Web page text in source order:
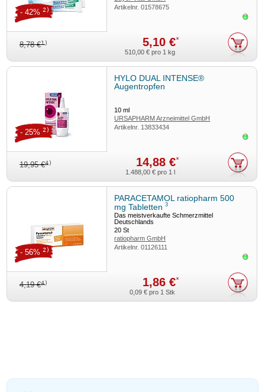
Artikelnr.01578675
8,78 €1) 5,10 €*
- 42% 2)
510,00 € pro 1 kg
HYLO DUAL INTENSE®
Augentropfen
10ml
URSAPHARM Arzneimittel GmbH
Artikelnr. 13833434
19,95 €4) 14,88 €*
- 25% 2)
1.488,00 € pro 1 l
PARACETAMOL ratiopharm 500
mg Tabletten3
Das meistverkaufte Schmerzmittel
Deutschlands
20St
ratiopharm GmbH
Artikelnr.01126111
4,19 €4) 1,86 €*
- 56% 2)
0,09 € pro 1 Stk